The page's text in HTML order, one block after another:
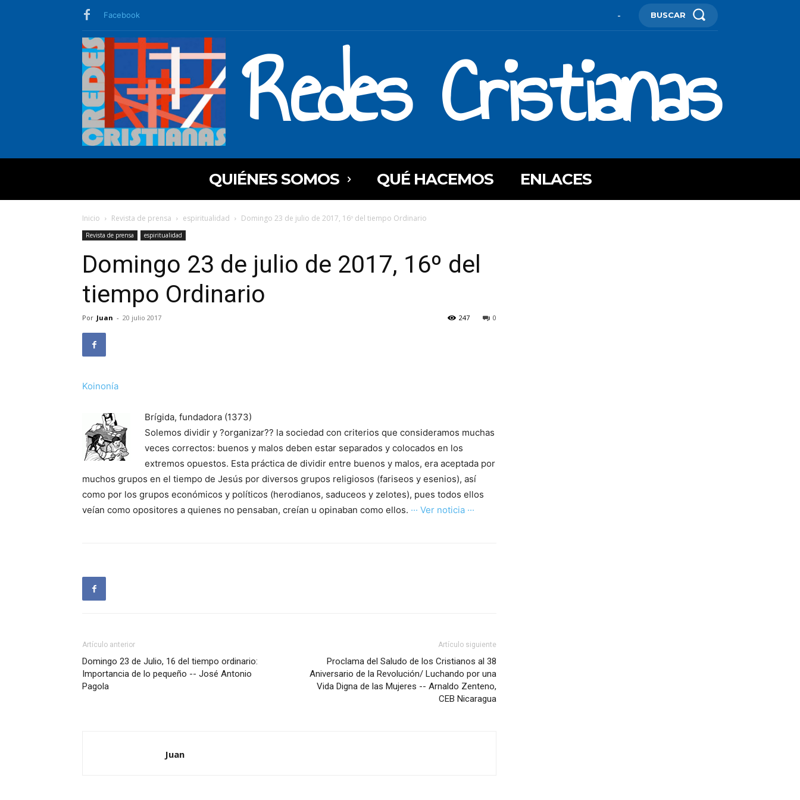
Facebook - BUSCAR
Redes Cristianas
QUIÉNES SOMOS QUÉ HACEMOS ENLACES
Inicio Revista de prensa espiritualidad Domingo 23 de julio de 2017, 16º del tiempo Ordinario
Revista de prensa espiritualidad
Domingo 23 de julio de 2017, 16º del
tiempo Ordinario
Por Juan - 20 julio 2017 0
247
Koinonía
Brígida, fundadora (1373)
Solemos dividir y ?organizar?? la sociedad con criterios que consideramos muchas
veces correctos: buenos y malos deben estar separados y colocados en los
extremos opuestos. Esta práctica de dividir entre buenos y malos, era aceptada por
muchos grupos en el tiempo de Jesús por diversos grupos religiosos (fariseos y esenios), así
como por los grupos económicos y políticos (herodianos, saduceos y zelotes), pues todos ellos
veían como opositores a quienes no pensaban, creían u opinaban como ellos. ··· Ver noticia ···
Artículo anterior
Domingo 23 de Julio, 16 del tiempo ordinario:
Importancia de lo pequeño -- José Antonio
Pagola
Artículo siguiente
Proclama del Saludo de los Cristianos al 38
Aniversario de la Revolución/ Luchando por una
Vida Digna de las Mujeres -- Arnaldo Zenteno,
CEB Nicaragua
Juan